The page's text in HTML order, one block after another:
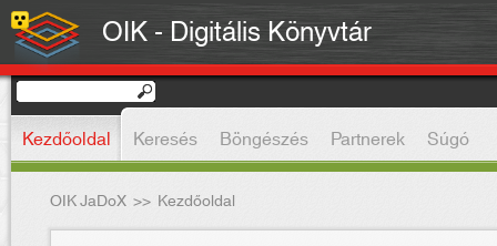
OIK - Digitális Könyvtár
Kezdőoldal Keresés Böngészés Partnerek Súgó
OIK JaDoX >> Kezdőoldal